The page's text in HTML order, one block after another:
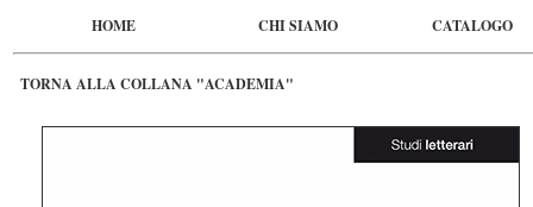
HOME CHI SIAMO CATALOGO
TORNA ALLA COLLANA "ACADEMIA"